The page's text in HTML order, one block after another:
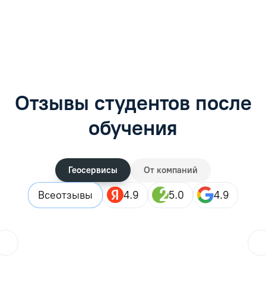
Отзывы студентов после
обучения
Геосервисы От компаний
Всеотзывы 4.9 5.0 4.9